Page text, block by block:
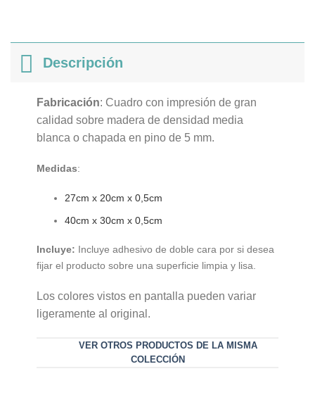
Descripción
Fabricación: Cuadro con impresión de gran
calidad sobre madera de densidad media
blanca o chapada en pino de 5 mm.
Medidas:
27cm x 20cm x 0,5cm
40cm x 30cm x 0,5cm
Incluye: Incluye adhesivo de doble cara por si desea
fijar el producto sobre una superficie limpia y lisa.
Los colores vistos en pantalla pueden variar
ligeramente al original.
VER OTROS PRODUCTOS DE LA MISMA
COLECCIÓN